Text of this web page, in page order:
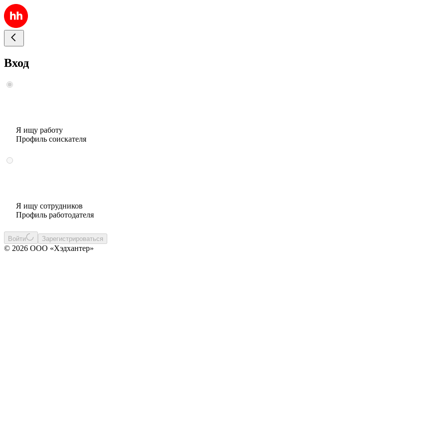
Вход
Я ищу работу
Профиль соискателя
Я ищу сотрудников
Профиль работодателя
Войти Зарегистрироваться
© 2026 ООО «Хэдхантер»